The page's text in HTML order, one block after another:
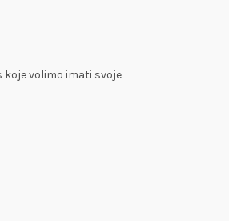
koje volimo imati svoje